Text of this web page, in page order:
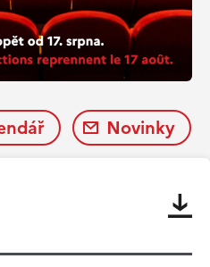
Novinky